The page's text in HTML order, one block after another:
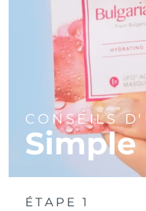
CONSEILS
ÉTAPE 1